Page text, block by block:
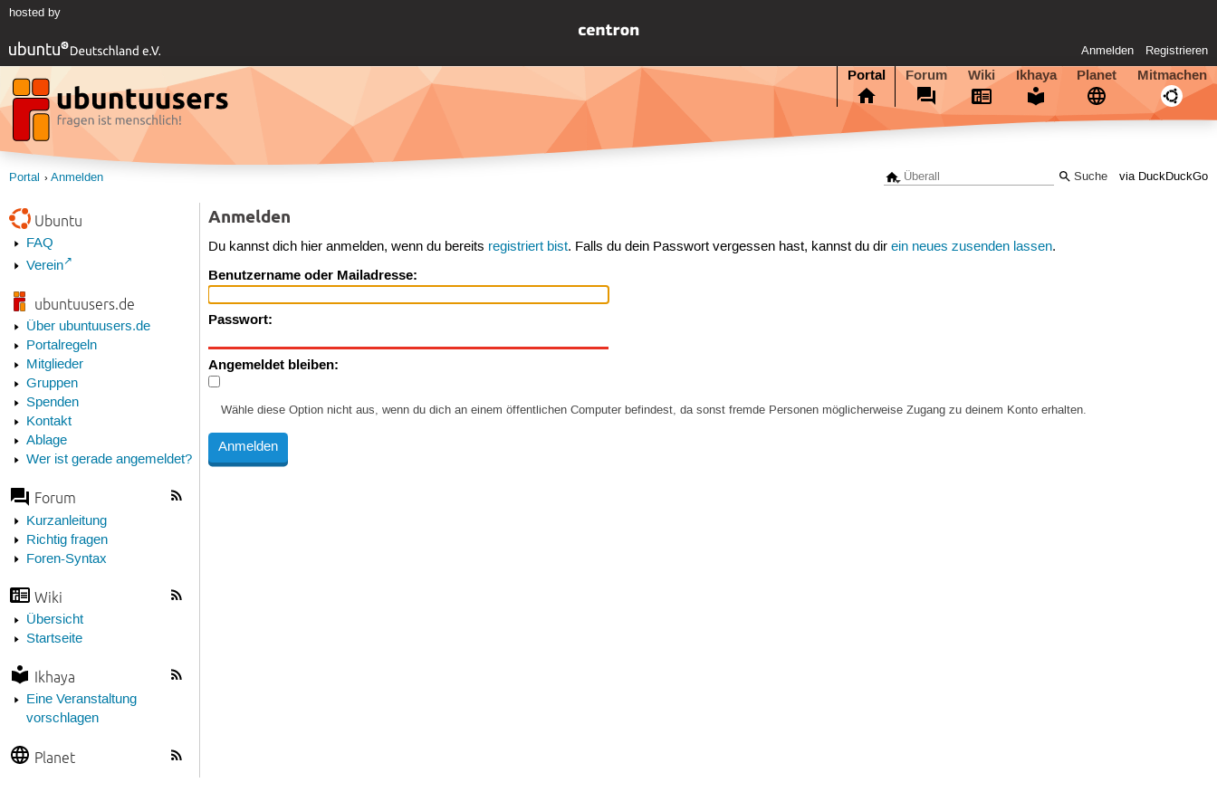
hosted by
Anmelden Registrieren
Portal Forum Wiki Ikhaya Planet Mitmachen
via DuckDuckGo
Portal Anmelden
Ubuntu
FAQ
Verein
ubuntuusers.de
Über ubuntuusers.de
Portalregeln
Mitglieder
Gruppen
Spenden
Kontakt
Ablage
Wer ist gerade angemeldet?
Forum
Kurzanleitung
Richtig fragen
Foren-Syntax
Wiki
Übersicht
Startseite
Ikhaya
Eine Veranstaltung
vorschlagen
Planet
Anmelden
Du kannst dich hier anmelden, wenn du bereits registriert bist. Falls du dein Passwort vergessen hast, kannst du direin neues zusenden lassen.
Benutzername oder Mailadresse:
Passwort:
Angemeldet bleiben:
Wähle diese Option nicht aus, wenn du dich an einem öffentlichen Computer befindest, da sonst fremde Personen möglicherweise Zugang zu deinem Konto erhalten.